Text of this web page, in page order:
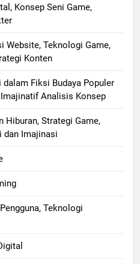
Konsep Seni Game,
Website, Teknologi Game,
Konten
Fiksi Budaya Populer
Analisis Konsep
Hiburan, Strategi Game,
dan Imajinasi
Teknologi